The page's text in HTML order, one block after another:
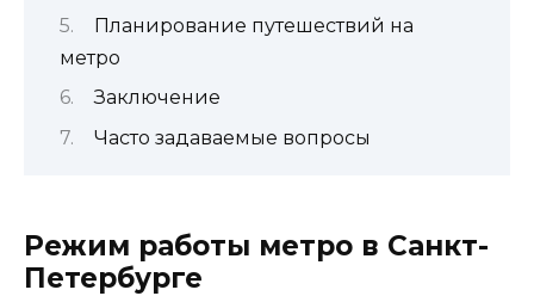
Планирование путешествий на
метро
Заключение
Часто задаваемые вопросы
Режим работы метро в Санкт-
Петербурге